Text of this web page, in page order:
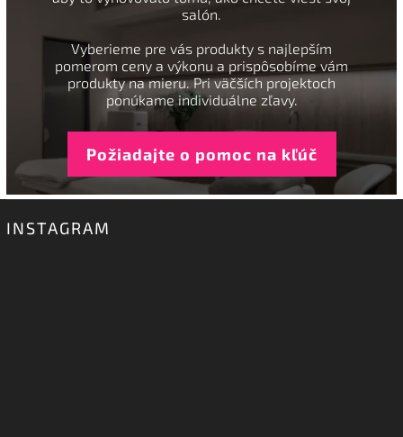
salón.
Vyberieme pre vás produkty s najlepším
pomerom ceny a výkonu a prispôsobíme vám
produkty na mieru. Pri väčších projektoch
ponúkame individuálne zľavy.
Požiadajte o pomoc na kľúč
INSTAGRAM